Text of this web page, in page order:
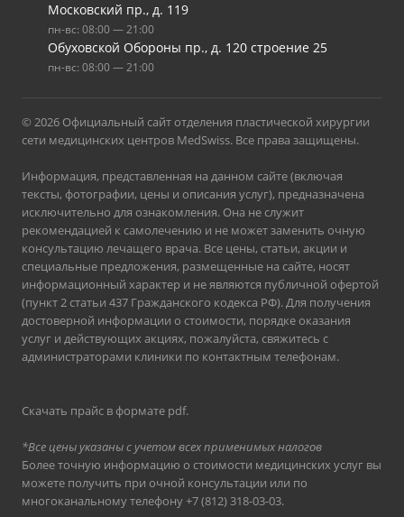
Московский пр., д. 119
пн-вс: 08:00 — 21:00
Обуховской Обороны пр., д. 120 строение 25
пн-вс: 08:00 — 21:00
© 2026 Официальный сайт отделения пластической хирургии
сети медицинских центров MedSwiss. Все права защищены.
Информация, представленная на данном сайте (включая
тексты, фотографии, цены и описания услуг), предназначена
исключительно для ознакомления. Она не служит
рекомендацией к самолечению и не может заменить очную
консультацию лечащего врача. Все цены, статьи, акции и
специальные предложения, размещенные на сайте, носят
информационный характер и не являются публичной офертой
(пункт 2 статьи 437 Гражданского кодекса РФ). Для получения
достоверной информации о стоимости, порядке оказания
услуг и действующих акциях, пожалуйста, свяжитесь с
администраторами клиники по контактным телефонам.
Скачать прайс в формате pdf.
*Все цены указаны с учетом всех применимых налогов
Более точную информацию о стоимости медицинских услуг вы
можете получить при очной консультации или по
многоканальному телефону+7 (812) 318-03-03.